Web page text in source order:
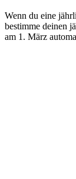
Wenn du eine
bestimme deinen
am 1. März